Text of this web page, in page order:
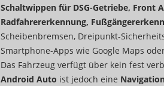
Schaltwippen für DSG-Getriebe,
Radfahrererkennung,
Scheibenbremsen, Dreipunkt-
Smartphone-Apps wie Google Maps
Das Fahrzeug verfügt über kein fest
Android Auto ist jedoch eine